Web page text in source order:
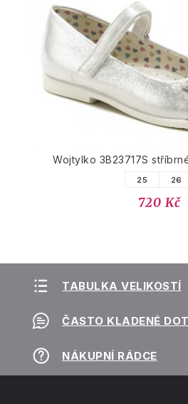
Wojtylko 3B23717S
25 26
720 Kč
TABULKA VELIKOSTÍ
ČASTO KLADENÉ
NÁKUPNÍ RÁDCE